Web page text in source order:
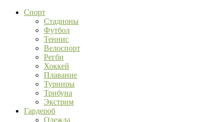
Спорт
Стадионы
Футбол
Теннис
Велоспорт
Регби
Хоккей
Плавание
Турниры
Трибуна
Экстрим
Гардероб
Одежда